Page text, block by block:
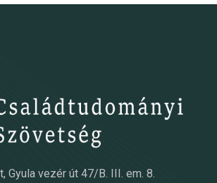
Gyula vezér út 47/B. III. em. 8.